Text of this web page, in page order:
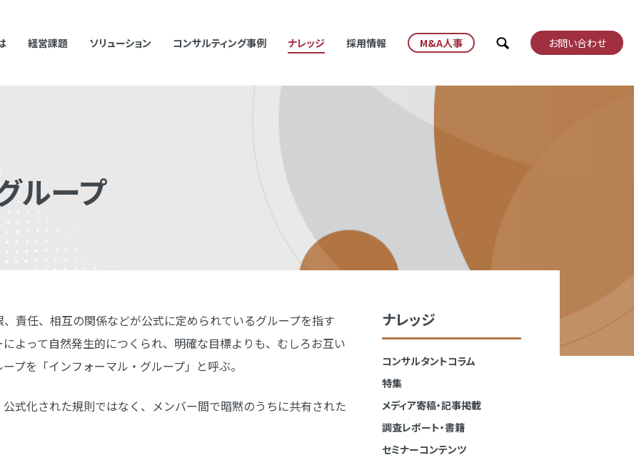
経営課題 ソリューション コンサルティング事例 ナレッジ 採用情報 M&A人事 お問い合わせ
ループ
責任、相互の関係などが公式に定められているグループを指す
よって自然発生的につくられ、明確な目標よりも、むしろお互い
プを「インフォーマル・グループ」と呼ぶ。
式化された規則ではなく、メンバー間で暗黙のうちに共有された
ナレッジ
コンサルタントコラム
特集
メディア寄稿・記事掲載
調査レポート・書籍
セミナーコンテンツ